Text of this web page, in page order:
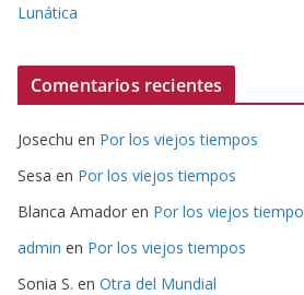
Lunática
Comentarios recientes
Josechu en Por los viejos tiempos
Sesa en Por los viejos tiempos
Blanca Amador en Por los viejos
admin en Por los viejos tiempos
Sonia S. en Otra del Mundial